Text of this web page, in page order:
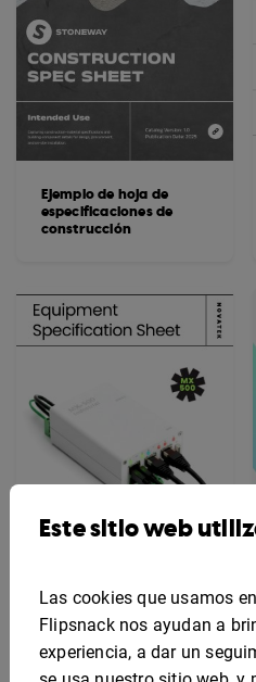
Ejemplo de hoja de
especificaciones de
construcción
Plantilla de hoja de
especificaciones de
equipos digitales
Este sitio web
Las cookies que usamos
Flipsnack nos ayudan a
experiencia, a dar un